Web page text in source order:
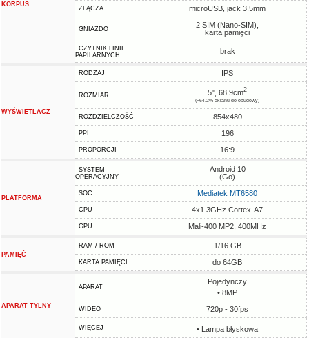
KORPUS
ZŁĄCZA microUSB, jack 3.5mm
GNIAZDO
2 SIM (Nano-SIM),
karta pamięci
CZYTNIK LINII
PAPILARNYCH
brak
WYŚWIETLACZ
RODZAJ IPS
ROZMIAR 5", 68.9cm2
(~64.2% ekranu do obudowy)
ROZDZIELCZOŚĆ 854x480
PPI 196
PROPORCJI 16:9
PLATFORMA
SYSTEM
OPERACYJNY
Android 10
(Go)
SOC Mediatek MT6580
CPU 4x1.3GHz Cortex-A7
GPU Mali-400 MP2, 400MHz
PAMIĘĆ
RAM / ROM 1/16 GB
KARTA PAMIĘCI do 64GB
APARAT TYLNY
APARAT
Pojedynczy
• 8MP
WIDEO 720p - 30fps
WIĘCEJ • Lampa błyskowa